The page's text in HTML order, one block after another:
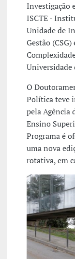
Investigação
ISCTE -
Unidade de
Gestão
Universidade
O
Política teve
pela Agência
Ensino
Programa é
uma nova
rotativa, em